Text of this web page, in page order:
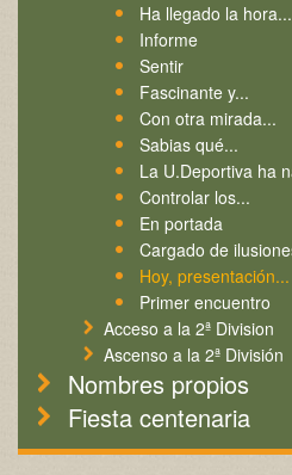
Ha llegado la hora...
Informe
Sentir
Fascinante y...
Con otra mirada...
Sabias qué...
La U.Deportiva ha
Controlar los...
En portada
Cargado de
Hoy, presentación...
Primer encuentro
Acceso a la 2ª Division
Ascenso a la 2ª División
Nombres propios
Fiesta centenaria